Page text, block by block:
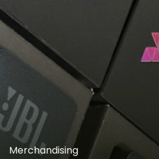
Merchandising